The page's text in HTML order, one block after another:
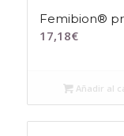
Femibion®
17,18€
Añadir al